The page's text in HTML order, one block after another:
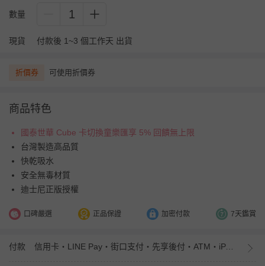
數量 1
現貨 付款後 1~3 個工作天 出貨
折價券 可使用折價券
商品特色
國泰世華 Cube 卡切換童樂匯享 5% 回饋無上限
台灣製造高品質
快乾吸水
安全無毒材質
迪士尼正版授權
口碑嚴選 正品保證 加密付款 7天鑑賞
付款 信用卡・LINE Pay・街口支付・先享後付・ATM・iPASS MONEY